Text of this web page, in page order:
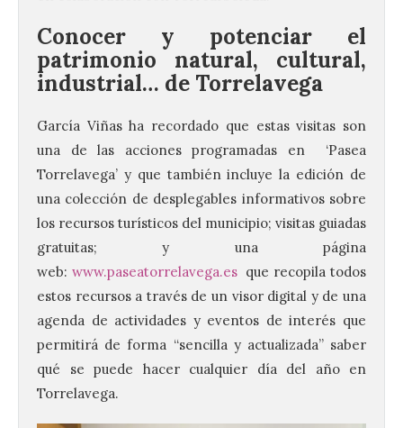
Conocer y potenciar el
patrimonio natural, cultural,
industrial… de Torrelavega
García Viñas ha recordado que estas visitas son
una de las acciones programadas en ‘Pasea
Torrelavega’ y que también incluye la edición de
una colección de desplegables informativos sobre
los recursos turísticos del municipio; visitas guiadas
gratuitas; y una página
web: www.paseatorrelavega.esque recopila todos
estos recursos a través de un visor digital y de una
agenda de actividades y eventos de interés que
permitirá de forma “sencilla y actualizada” saber
qué se puede hacer cualquier día del año en
Torrelavega.